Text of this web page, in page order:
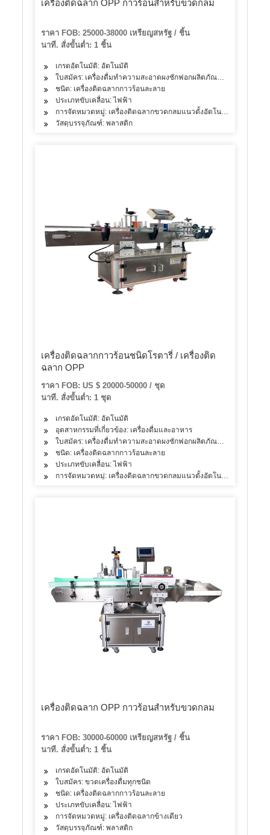
เครื่องติดฉลาก OPP กาวร้อนสำหรับขวดกลม
ราคา FOB: 25000-38000 เหรียญสหรัฐ / ชิ้น
นาที. สั่งขั้นต่ำ: 1 ชิ้น
เกรดอัตโนมัติ: อัตโนมัติ
ใบสมัคร: เครื่องดื่มทำความสะอาดผงซักฟอกผลิตภัณฑ์ดูแลผิวผลิตภั
ชนิด: เครื่องติดฉลากกาวร้อนละลาย
ประเภทขับเคลื่อน: ไฟฟ้า
การจัดหมวดหมู่: เครื่องติดฉลากขวดกลมแนวตั้งอัตโนมัติ
วัสดุบรรจุภัณฑ์: พลาสติก
เครื่องติดฉลากกาวร้อนชนิดโรตารี่ / เครื่องติด
ฉลาก OPP
ราคา FOB: US $ 20000-50000 / ชุด
นาที. สั่งขั้นต่ำ: 1 ชุด
เกรดอัตโนมัติ: อัตโนมัติ
อุตสาหกรรมที่เกี่ยวข้อง: เครื่องดื่มและอาหาร
ใบสมัคร: เครื่องดื่มทำความสะอาดผงซักฟอกผลิตภัณฑ์ดูแลผิวผลิต
ชนิด: เครื่องติดฉลากกาวร้อนละลาย
ประเภทขับเคลื่อน: ไฟฟ้า
การจัดหมวดหมู่: เครื่องติดฉลากขวดกลมแนวตั้งอัตโนมัติ
เครื่องติดฉลาก OPP กาวร้อนสำหรับขวดกลม
ราคา FOB: 30000-60000 เหรียญสหรัฐ / ชิ้น
นาที. สั่งขั้นต่ำ: 1 ชิ้น
เกรดอัตโนมัติ: อัตโนมัติ
ใบสมัคร: ขวดเครื่องดื่มทุกชนิด
ชนิด: เครื่องติดฉลากกาวร้อนละลาย
ประเภทขับเคลื่อน: ไฟฟ้า
การจัดหมวดหมู่: เครื่องติดฉลากข้างเดียว
วัสดุบรรจุภัณฑ์: พลาสติก